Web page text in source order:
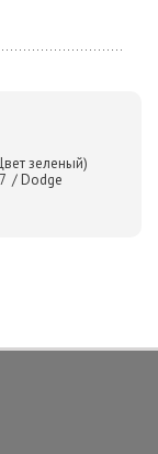
зеленый)
/ Dodge